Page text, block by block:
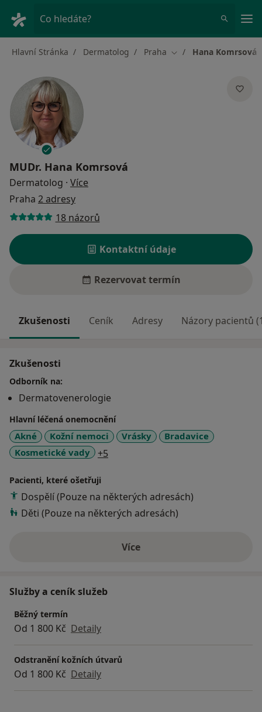
Co hledáte?
Hlavní Stránka Dermatolog Praha Změna města
Hana Komrsová
MUDr. Hana Komrsová
Dermatolog · Více
Praha 2 adresy
18 názorů
Kontaktní údaje
Rezervovat termín
Zkušenosti Ceník Adresy Názory pacientů
Zkušenosti
Odborník na:
Dermatovenerologie
Hlavní léčená onemocnění
Akné Kožní nemoci Vrásky
Bradavice
Kosmetické vady
+5
Pacienti, které ošetřuji
Dospělí (Pouze na některých adresách)
Děti (Pouze na některých adresách)
Víceo zkušenostech
Služby a ceník služeb
Běžný termín
Od 1 800 Kč Detaily
Odstranění kožních útvarů
Od 1 800 Kč Detaily